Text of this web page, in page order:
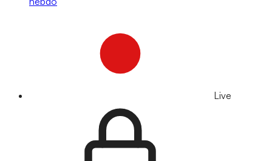
Live